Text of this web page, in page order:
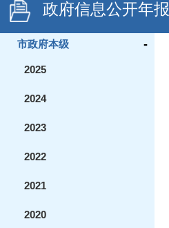
政府信息公开年报
市政府本级 -
2025
2024
2023
2022
2021
2020